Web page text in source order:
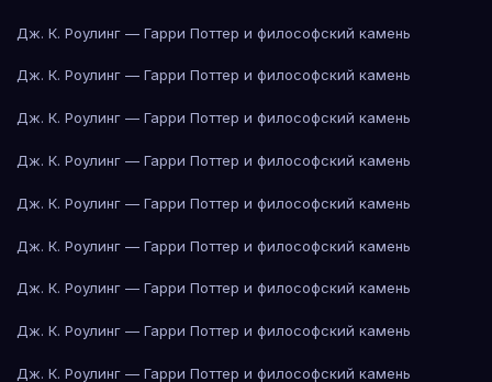
Дж. К. Роулинг — Гарри Поттер и философский камень
Дж. К. Роулинг — Гарри Поттер и философский камень
Дж. К. Роулинг — Гарри Поттер и философский камень
Дж. К. Роулинг — Гарри Поттер и философский камень
Дж. К. Роулинг — Гарри Поттер и философский камень
Дж. К. Роулинг — Гарри Поттер и философский камень
Дж. К. Роулинг — Гарри Поттер и философский камень
Дж. К. Роулинг — Гарри Поттер и философский камень
Дж. К. Роулинг — Гарри Поттер и философский камень